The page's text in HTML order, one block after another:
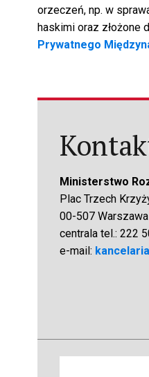
orzeczeń, np. w
haskimi oraz złożone
Prywatnego
Ministerstwo
Plac Trzech
00-507 Warszawa
centrala tel.: 222
e-mail: